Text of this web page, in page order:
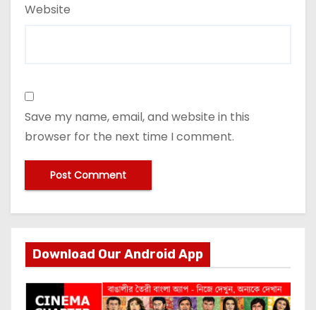
Website
Save my name, email, and website in this
browser for the next time I comment.
Download Our Android App